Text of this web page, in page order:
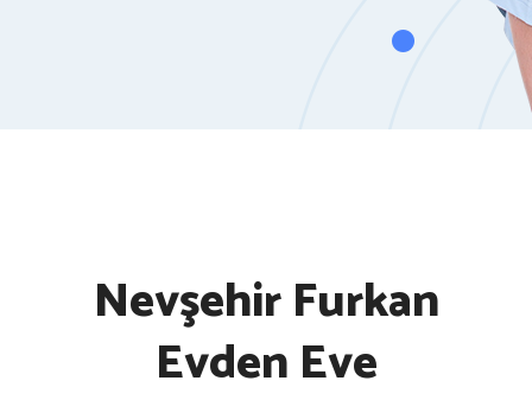
Nevşehir Furkan
Evden Eve